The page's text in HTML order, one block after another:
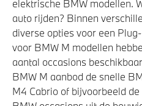
elektrische BMW modellen.
auto rijden? Binnen
diverse opties voor een
voor BMW M modellen
aantal occasions
BMW M aanbod de snelle
M4 Cabrio of bijvoorbeeld